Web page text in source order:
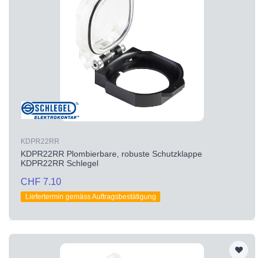
KDPR22RR
KDPR22RR Plombierbare, robuste Schutzklappe
KDPR22RR Schlegel
CHF 7.10
Liefertermin gemäss Auftragsbestätigung